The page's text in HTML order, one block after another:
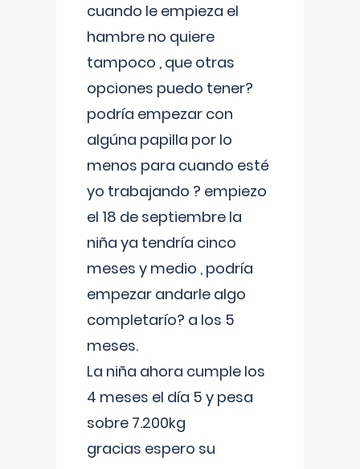
cuando le empieza el
hambre no quiere
tampoco , que otras
opciones puedo tener?
podría empezar con
algúna papilla por lo
menos para cuando esté
yo trabajando ? empiezo
el 18 de septiembre la
niña ya tendría cinco
meses y medio , podría
empezar andarle algo
completarío? a los 5
meses.
La niña ahora cumple los
4 meses el día 5 y pesa
sobre 7.200kg
gracias espero su